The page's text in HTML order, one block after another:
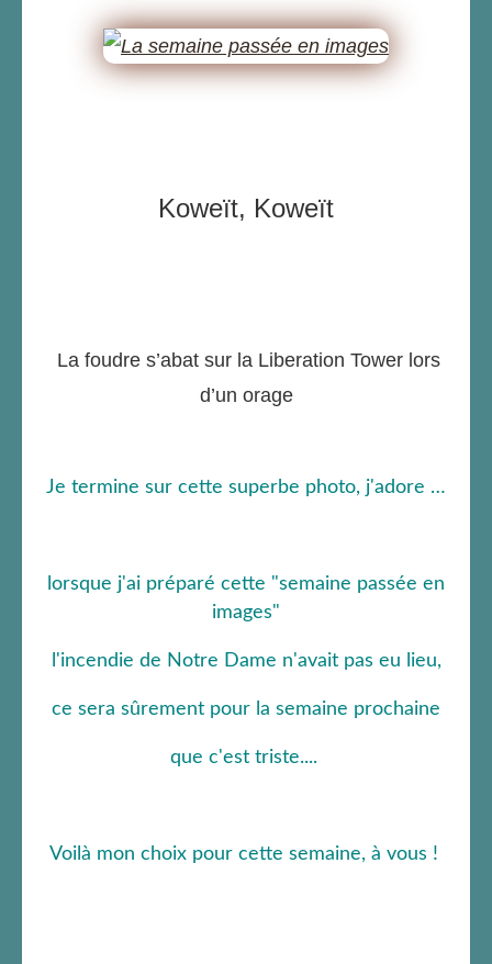
Koweït, Koweït
La foudre s’abat sur la Liberation Tower lors
d’un orage
Je termine sur cette superbe photo, j'adore …
lorsque j'ai préparé cette "semaine passée en
images"
l'incendie de Notre Dame n'avait pas eu lieu,
ce sera sûrement pour la semaine prochaine
que c'est triste....
Voilà mon choix pour cette semaine, à vous !